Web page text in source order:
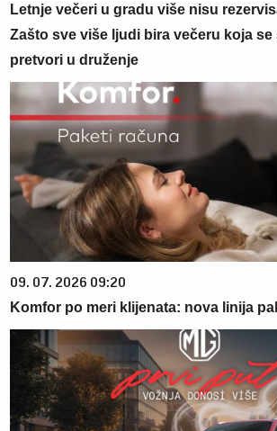
Letnje večeri u gradu više nisu
Zašto sve više ljudi bira večeru koja
pretvori u druženje
09. 07. 2026 09:20
Komfor po meri klijenata: nova linija